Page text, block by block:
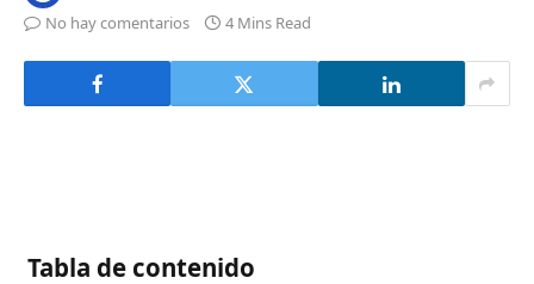
No hay comentarios
4 Mins Read
Tabla de contenido